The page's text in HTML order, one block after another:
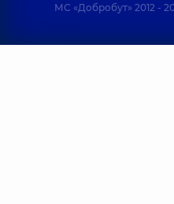
МС «Добробут» 2012 -